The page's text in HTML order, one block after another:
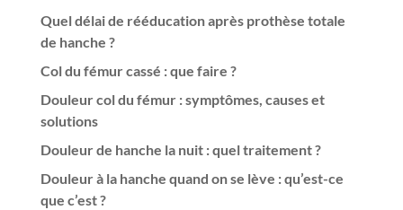
Quel délai de rééducation après prothèse totale
de hanche ?
Col du fémur cassé : que faire ?
Douleur col du fémur : symptômes, causes et
solutions
Douleur de hanche la nuit : quel traitement ?
Douleur à la hanche quand on se lève : qu’est-ce
que c’est ?